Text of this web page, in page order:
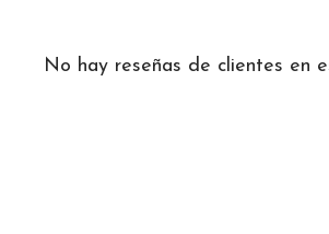
No hay reseñas de clientes en